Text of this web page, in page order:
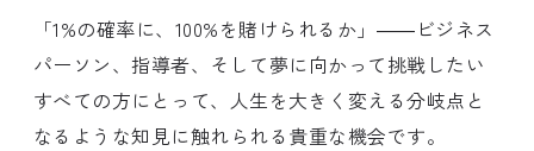
「1%の確率に、100%を賭けられるか」――ビジネス
パーソン、指導者、そして夢に向かって挑戦したい
すべての方にとって、人生を大きく変える分岐点と
なるような知見に触れられる貴重な機会です。